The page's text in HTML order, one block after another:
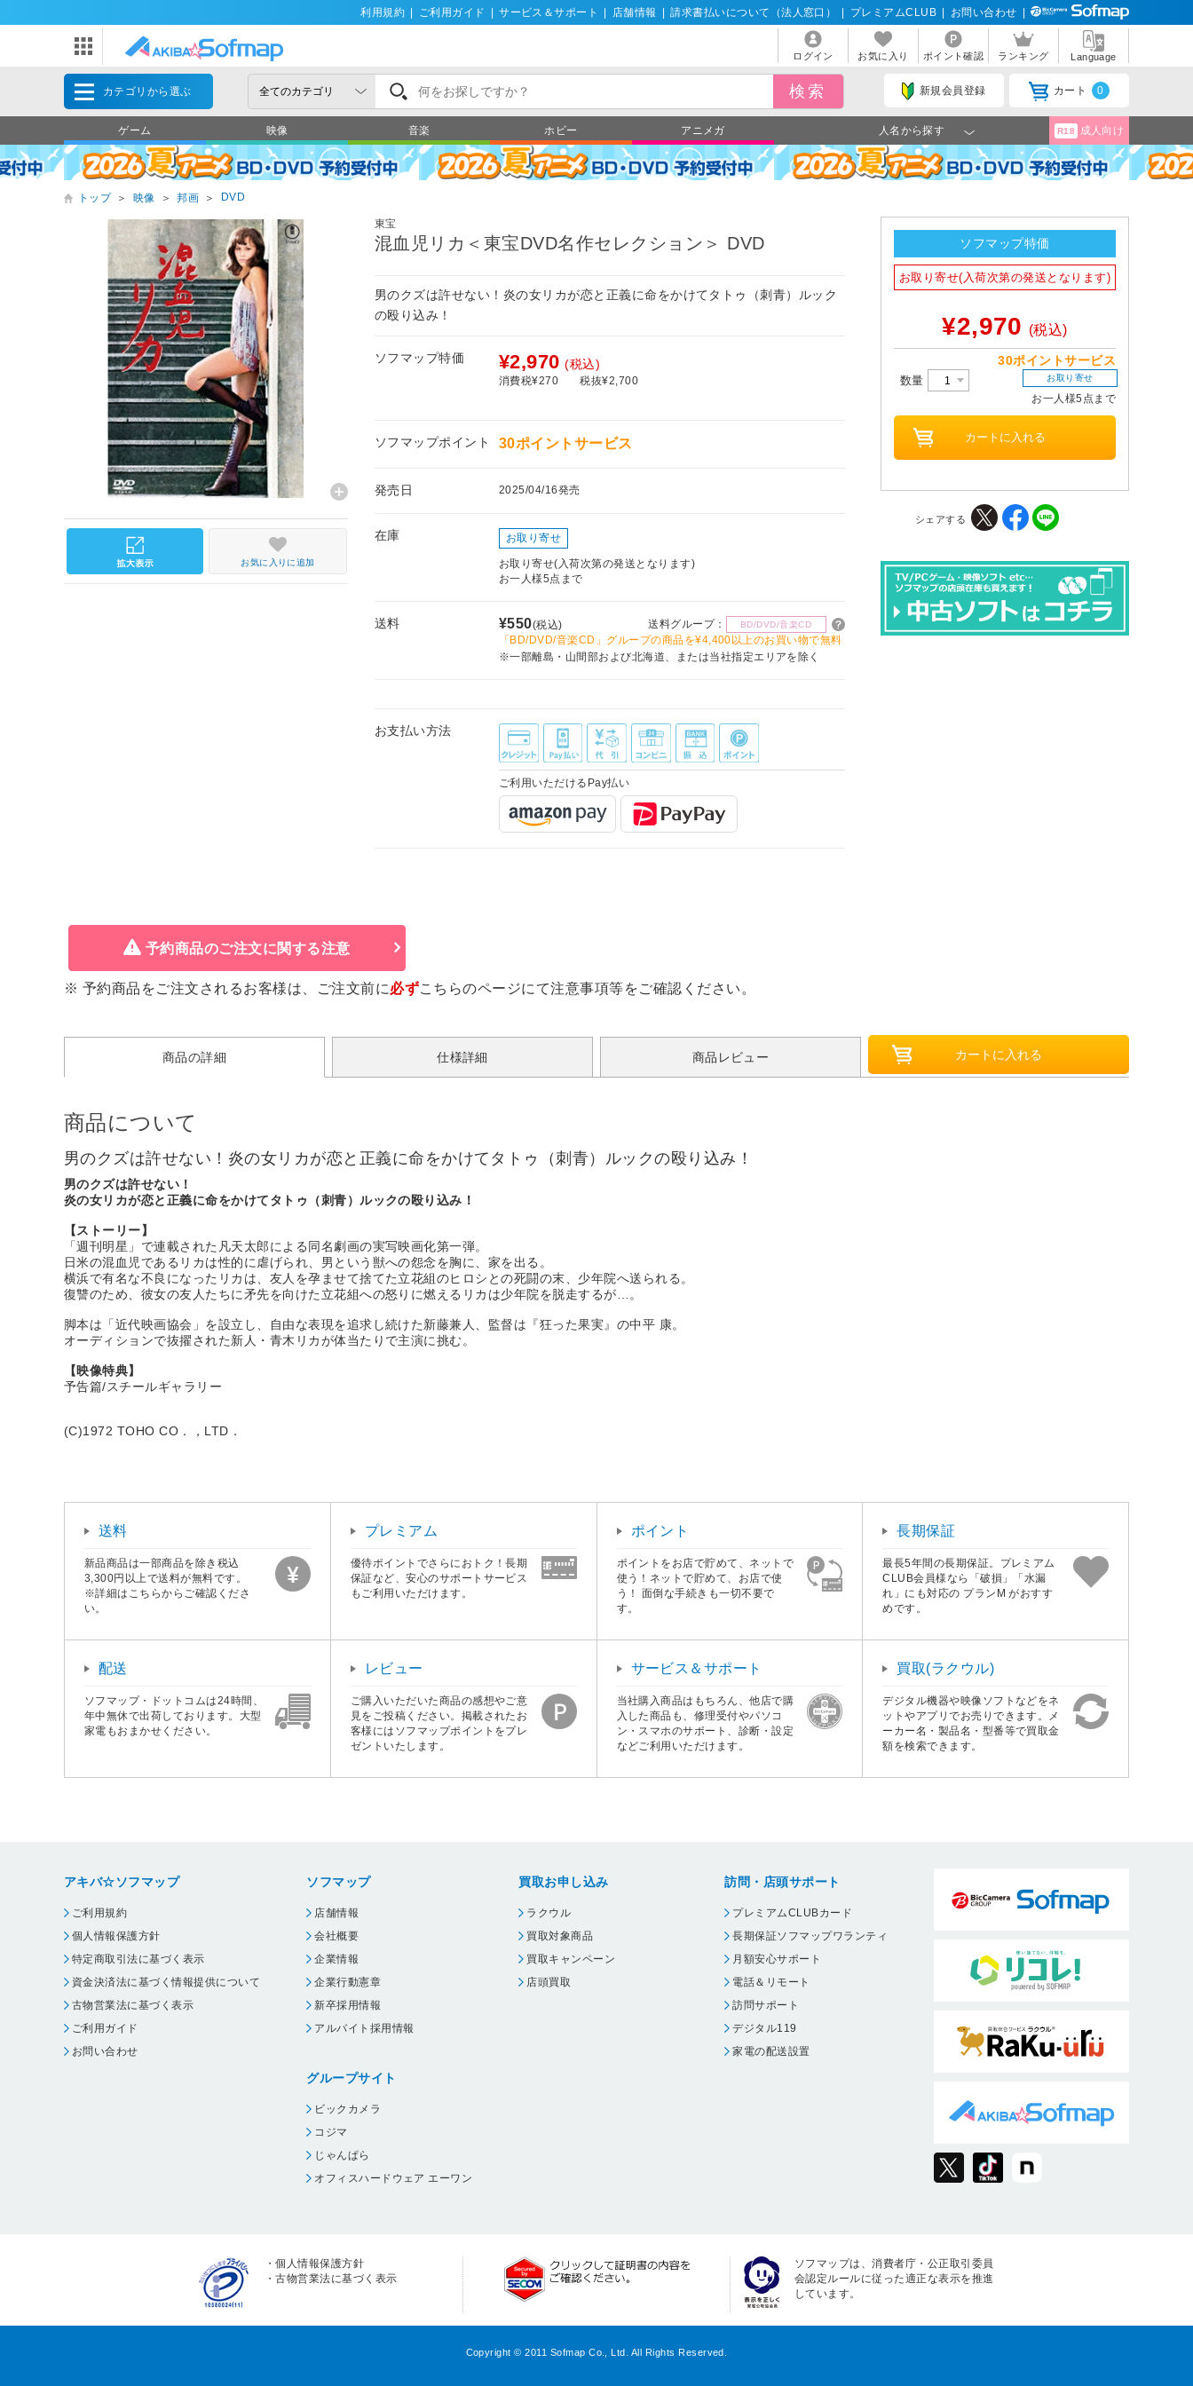
利用規約 ご利用ガイド サービス＆サポート 店舗情報 請求書払いについて（法人窓口） プレミアムCLUB お問い合わせ
ログイン お気に入り ポイント確認 ランキング Language
カテゴリから選ぶ 新規会員登録 カート 0
ゲーム 映像 音楽 ホビー アニメガ 人名から探す R18 成人向け
トップ ＞ 映像 ＞ 邦画 ＞ DVD
東宝
混血児リカ＜東宝DVD名作セレクション＞ DVD
男のクズは許せない！炎の女リカが恋と正義に命をかけてタトゥ（刺青）ルック
の殴り込み！
ソフマップ特価 ¥2,970 (税込)
消費税¥270 税抜¥2,700
ソフマップポイント 30ポイントサービス
発売日 2025/04/16発売
在庫 お取り寄せ
お取り寄せ(入荷次第の発送となります)
お一人様5点まで
送料 ¥550(税込) 送料グループ： BD/DVD/音楽CD
「BD/DVD/音楽CD」グループの商品を¥4,400以上のお買い物で無料
※一部離島・山間部および北海道、または当社指定エリアを除く
お支払い方法
ご利用いただけるPay払い
お気に入りに追加
ソフマップ特価
お取り寄せ(入荷次第の発送となります)
¥2,970 (税込)
30ポイントサービス
数量 お取り寄せ
お一人様5点まで
シェアする
予約商品のご注文に関する注意
※ 予約商品をご注文されるお客様は、ご注文前に必ずこちらのページにて注意事項等をご確認ください。
商品の詳細 仕様詳細 商品レビュー
商品について
男のクズは許せない！炎の女リカが恋と正義に命をかけてタトゥ（刺青）ルックの殴り込み！
男のクズは許せない！
炎の女リカが恋と正義に命をかけてタトゥ（刺青）ルックの殴り込み！
【ストーリー】
「週刊明星」で連載された凡天太郎による同名劇画の実写映画化第一弾。
日米の混血児であるリカは性的に虐げられ、男という獣への怨念を胸に、家を出る。
横浜で有名な不良になったリカは、友人を孕ませて捨てた立花組のヒロシとの死闘の末、少年院へ送られる。
復讐のため、彼女の友人たちに矛先を向けた立花組への怒りに燃えるリカは少年院を脱走するが…。
脚本は「近代映画協会」を設立し、自由な表現を追求し続けた新藤兼人、監督は『狂った果実』の中平 康。
オーディションで抜擢された新人・青木リカが体当たりで主演に挑む。
【映像特典】
予告篇/スチールギャラリー
(C)1972 TOHO CO．，LTD．
送料
新品商品は一部商品を除き税込
3,300円以上で送料が無料です。
※詳細はこちらからご確認くださ
い。
プレミアム
優待ポイントでさらにおトク！長期
保証など、安心のサポートサービス
もご利用いただけます。
ポイント
ポイントをお店で貯めて、ネットで
使う！ネットで貯めて、お店で使
う！ 面倒な手続きも一切不要で
す。
長期保証
最長5年間の長期保証。プレミアム
CLUB会員様なら「破損」「水漏
れ」にも対応の プランM がおすす
めです。
配送
ソフマップ・ドットコムは24時間、
年中無休で出荷しております。大型
家電もおまかせください。
レビュー
ご購入いただいた商品の感想やご意
見をご投稿ください。掲載されたお
客様にはソフマップポイントをプレ
ゼントいたします。
サービス＆サポート
当社購入商品はもちろん、他店で購
入した商品も、修理受付やパソコ
ン・スマホのサポート、診断・設定
などご利用いただけます。
買取(ラクウル)
デジタル機器や映像ソフトなどをネ
ットやアプリでお売りできます。メ
ーカー名・製品名・型番等で買取金
額を検索できます。
アキバ☆ソフマップ
ご利用規約
個人情報保護方針
特定商取引法に基づく表示
資金決済法に基づく情報提供について
古物営業法に基づく表示
ご利用ガイド
お問い合わせ
ソフマップ
店舗情報
会社概要
企業情報
企業行動憲章
新卒採用情報
アルバイト採用情報
グループサイト
ビックカメラ
コジマ
じゃんぱら
オフィスハードウェア エーワン
買取お申し込み
ラクウル
買取対象商品
買取キャンペーン
店頭買取
訪問・店頭サポート
プレミアムCLUBカード
長期保証ソフマップワランティ
月額安心サポート
電話＆リモート
訪問サポート
デジタル119
家電の配送設置
・個人情報保護方針
・古物営業法に基づく表示
ソフマップは、消費者庁・公正取引委員
会認定ルールに従った適正な表示を推進
しています。
Copyright © 2011 Sofmap Co., Ltd. All Rights Reserved.